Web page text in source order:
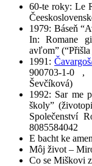
60-te roky: Le
1979: Báseň
In: Romane
avľom”
1991:
900703-1-0 ,
Ševčíková)
1992: Sar me
školy”
Společenství
8085584042
E bacht ke
Môj život –
Co se Miškovi